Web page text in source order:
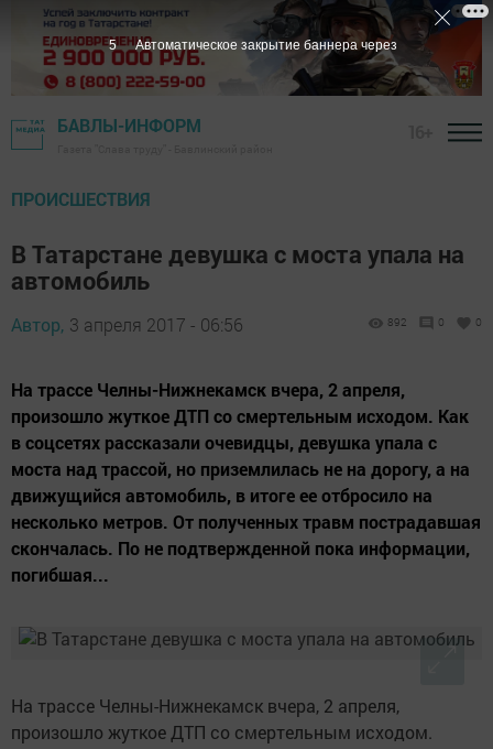
БАВЛЫ-ИНФОРМ
ПРОИСШЕСТВИЯ
В Татарстане девушка с моста упала на
автомобиль
Автор, 3 апреля 2017 - 06:56 892 0 0
На трассе Челны-Нижнекамск вчера, 2 апреля,
произошло жуткое ДТП со смертельным исходом. Как
в соцсетях рассказали очевидцы, девушка упала с
моста над трассой, но приземлилась не на дорогу, а на
движущийся автомобиль, в итоге ее отбросило на
несколько метров. От полученных травм пострадавшая
скончалась. По не подтвержденной пока информации,
погибшая...
На трассе Челны-Нижнекамск вчера, 2 апреля,
произошло жуткое ДТП со смертельным исходом.
4 Автоматическое закрытие баннера через